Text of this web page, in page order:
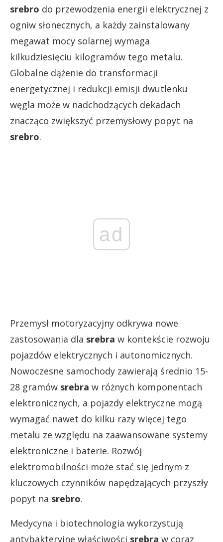
srebro do przewodzenia energii elektrycznej z
ogniw słonecznych, a każdy zainstalowany
megawat mocy solarnej wymaga
kilkudziesięciu kilogramów tego metalu.
Globalne dążenie do transformacji
energetycznej i redukcji emisji dwutlenku
węgla może w nadchodzących dekadach
znacząco zwiększyć przemysłowy popyt na
srebro.
ad
Przemysł motoryzacyjny odkrywa nowe
zastosowania dla srebra w kontekście rozwoju
pojazdów elektrycznych i autonomicznych.
Nowoczesne samochody zawierają średnio 15-
28 gramów srebra w różnych komponentach
elektronicznych, a pojazdy elektryczne mogą
wymagać nawet do kilku razy więcej tego
metalu ze względu na zaawansowane systemy
elektroniczne i baterie. Rozwój
elektromobilności może stać się jednym z
kluczowych czynników napędzających przyszły
popyt na srebro.
Medycyna i biotechnologia wykorzystują
antybakteryjne właściwości srebra w coraz